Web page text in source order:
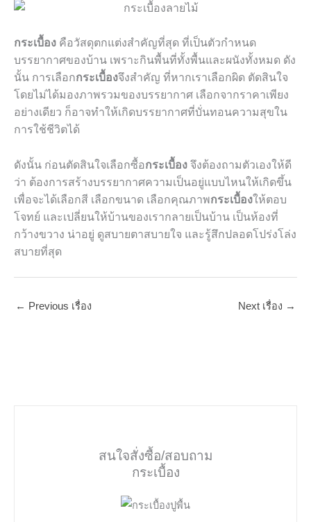
กระเบื้อง คือวัสดุตกแต่งสำคัญที่สุด ที่เป็นตัวกำหนด
บรรยากาศของบ้าน เพราะกินพื้นที่ทั้งพื้นและผนังทั้งหมด ดัง
นั้น การเลือกกระเบื้องจึงสำคัญ ที่หากเราเลือกผิด ตัดสินใจ
โดยไม่ได้มองภาพรวมของบรรยากาศ เลือกจากราคาเพียง
อย่างเดียว ก็อาจทำให้เกิดบรรยากาศที่บั่นทอนความสุขใน
การใช้ชีวิตได้
ดังนั้น ก่อนตัดสินใจเลือกซื้อกระเบื้อง จึงต้องถามตัวเองให้ดี
ว่า ต้องการสร้างบรรยากาศความเป็นอยู่แบบไหนให้เกิดขึ้น
เพื่อจะได้เลือกสี เลือกขนาด เลือกคุณภาพกระเบื้องให้ตอบ
โจทย์ และเปลี่ยนให้บ้านของเรากลายเป็นบ้าน เป็นห้องที่
กว้างขวาง น่าอยู่ ดูสบายตาสบายใจ และรู้สึกปลอดโปร่งโล่ง
สบายที่สุด
← Previous เรื่อง Next เรื่อง →
สนใจสั่งซื้อ/สอบถาม
กระเบื้อง